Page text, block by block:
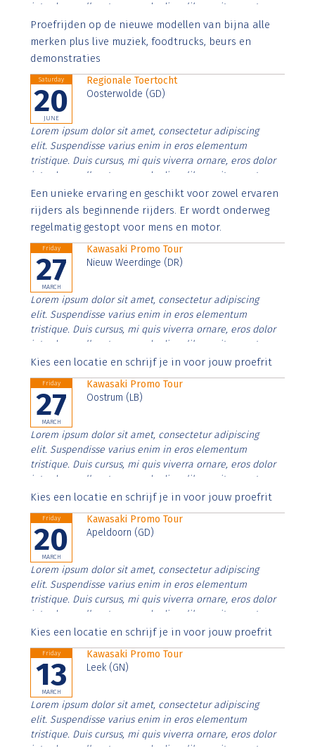
interdum nulla, ut commodo diam libero vitae erat.
Aenean faucibus nibh et justo cursus id rutrum lorem
imperdiet. Nunc ut sem vitae risus tristique posuere.
Proefrijden op de nieuwe modellen van bijna alle
merken plus live muziek, foodtrucks, beurs en
demonstraties
Saturday
20
JUNE
Regionale Toertocht
Oosterwolde (GD)
Lorem ipsum dolor sit amet, consectetur adipiscing
elit. Suspendisse varius enim in eros elementum
tristique. Duis cursus, mi quis viverra ornare, eros dolor
interdum nulla, ut commodo diam libero vitae erat.
Aenean faucibus nibh et justo cursus id rutrum lorem
imperdiet. Nunc ut sem vitae risus tristique posuere.
Een unieke ervaring en geschikt voor zowel ervaren
rijders als beginnende rijders. Er wordt onderweg
regelmatig gestopt voor mens en motor.
Friday
27
MARCH
Kawasaki Promo Tour
Nieuw Weerdinge (DR)
Lorem ipsum dolor sit amet, consectetur adipiscing
elit. Suspendisse varius enim in eros elementum
tristique. Duis cursus, mi quis viverra ornare, eros dolor
interdum nulla, ut commodo diam libero vitae erat.
Aenean faucibus nibh et justo cursus id rutrum lorem
Kies een locatie en schrijf je in voor jouw proefrit
Friday
27
MARCH
Kawasaki Promo Tour
Oostrum (LB)
Lorem ipsum dolor sit amet, consectetur adipiscing
elit. Suspendisse varius enim in eros elementum
tristique. Duis cursus, mi quis viverra ornare, eros dolor
interdum nulla, ut commodo diam libero vitae erat.
Aenean faucibus nibh et justo cursus id rutrum lorem
Kies een locatie en schrijf je in voor jouw proefrit
Friday
20
MARCH
Kawasaki Promo Tour
Apeldoorn (GD)
Lorem ipsum dolor sit amet, consectetur adipiscing
elit. Suspendisse varius enim in eros elementum
tristique. Duis cursus, mi quis viverra ornare, eros dolor
interdum nulla, ut commodo diam libero vitae erat.
Aenean faucibus nibh et justo cursus id rutrum lorem
Kies een locatie en schrijf je in voor jouw proefrit
Friday
13
MARCH
Kawasaki Promo Tour
Leek (GN)
Lorem ipsum dolor sit amet, consectetur adipiscing
elit. Suspendisse varius enim in eros elementum
tristique. Duis cursus, mi quis viverra ornare, eros dolor
interdum nulla, ut commodo diam libero vitae erat.